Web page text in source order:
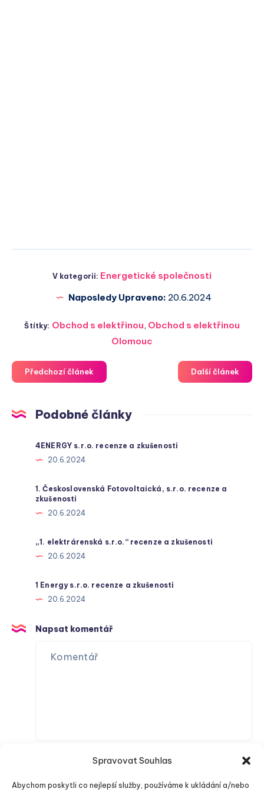
Spravovat Souhlas
Abychom poskytli co nejlepší služby, používáme k ukládání a/nebo
V kategorii: Energetické společnosti
Naposledy Upraveno: 20.6.2024
Štítky: Obchod s elektřinou, Obchod s elektřinou
Olomouc
Předchozí článek Další článek
Podobné články
4ENERGY s.r.o. recenze a zkušenosti
20.6.2024
1. Československá Fotovoltaická, s.r.o. recenze a
zkušenosti
20.6.2024
„1. elektrárenská s.r.o.“ recenze a zkušenosti
20.6.2024
1 Energy s.r.o. recenze a zkušenosti
20.6.2024
Napsat komentář